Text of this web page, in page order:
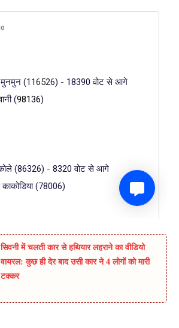
सिवनी में चलती कार से हथियार लहराने का वीडियो
वायरल: कुछ ही देर बाद उसी कार ने 4 लोगों को मारी
टक्कर